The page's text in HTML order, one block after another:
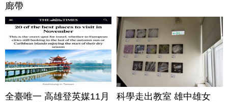
廊帶
全臺唯一 高雄登英媒11月
科學走出教室 雄中雄女